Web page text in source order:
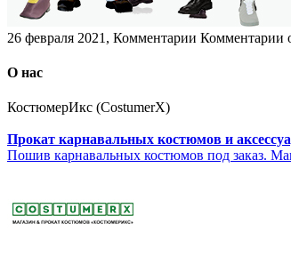
26 февраля 2021, Комментарии Комментарии к
О нас
КостюмерИкс (CostumerX)
Прокат карнавальных костюмов и
Пошив карнавальных костюмов под заказ.